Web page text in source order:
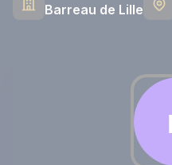
Barreau de Lille